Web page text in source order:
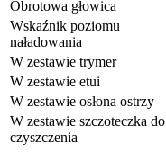
Obrotowa głowica
Wskaźnik poziomu
naładowania
W zestawie trymer
W zestawie etui
W zestawie osłona ostrzy
W zestawie szczoteczka do
czyszczenia